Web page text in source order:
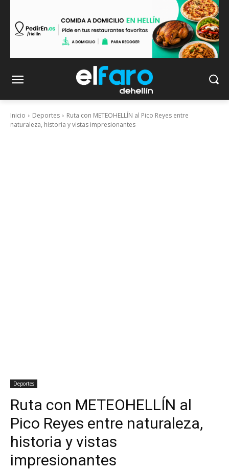
Inicio Deportes
Ruta con METEOHELLÍN al Pico Reyes entre
naturaleza, historia y vistas impresionantes
Deportes
Ruta con METEOHELLÍN al
Pico Reyes entre naturaleza,
historia y vistas
impresionantes